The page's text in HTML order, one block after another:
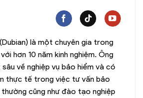
là một chuyên gia trong
hơn 10 năm kinh nghiệm. Ông
về nghiệp vụ bảo hiểm và có
thực tế trong việc tư vấn bảo
cũng như đào tạo nghiệp